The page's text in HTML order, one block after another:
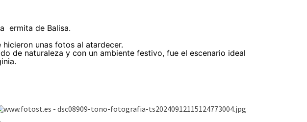
ermita de Balisa.
unas fotos al atardecer.
de naturaleza y con un ambiente festivo, fue el escenario ideal